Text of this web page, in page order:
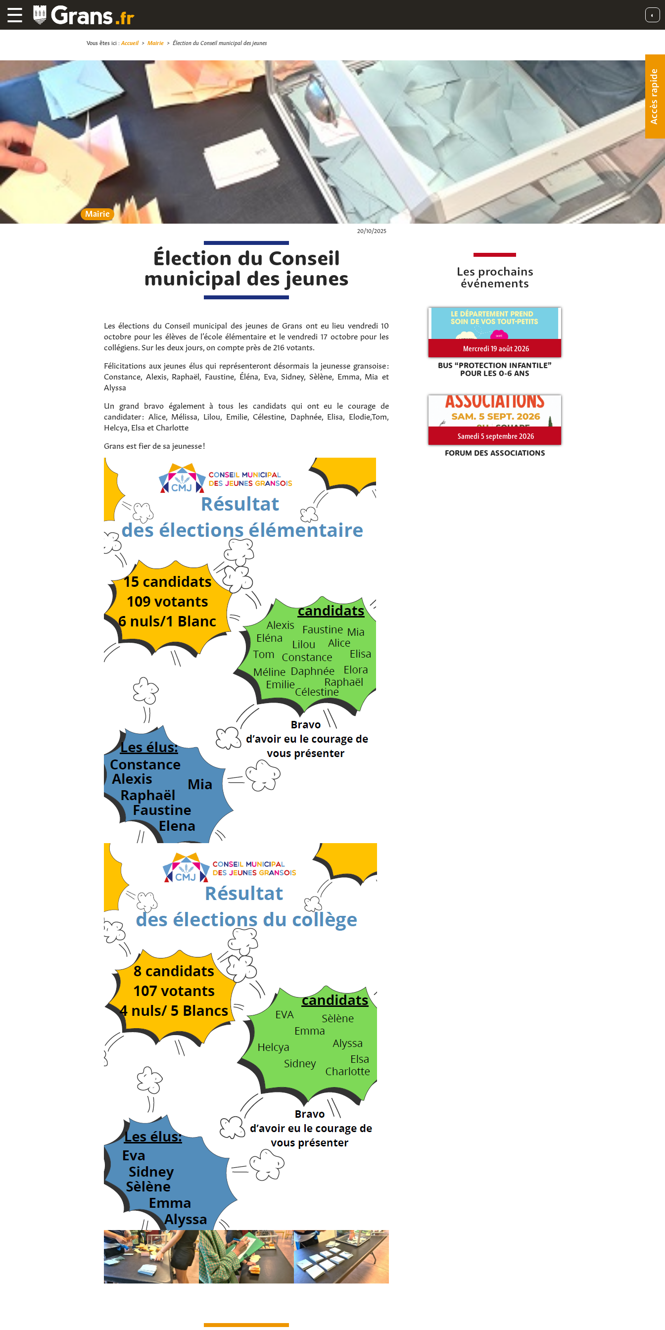
☰ ◐
Accès rapide
Rechercher sur le site
Vous êtes ici : Accueil> Mairie > Élection du Conseil municipal des jeunes
Mairie
20/10/2025
Élection du Conseil
municipal des jeunes
Les élections du Conseil municipal des jeunes de Grans ont eu lieu vendredi 10
octobre pour les élèves de l’école élémentaire et le vendredi 17 octobre pour les
collégiens. Sur les deux jours, on compte près de 216 votants.
Félicitations aux jeunes élus qui représenteront désormais la jeunesse gransoise :
Constance, Alexis, Raphaël, Faustine, Éléna, Eva, Sidney, Sèlène, Emma, Mia et
Alyssa
Un grand bravo également à tous les candidats qui ont eu le courage de
candidater : Alice, Mélissa, Lilou, Emilie, Célestine, Daphnée, Elisa, Elodie,Tom,
Helcya, Elsa et Charlotte
Grans est fier de sa jeunesse !
Les prochains
événements
Mercredi 19 août 2026
BUS “PROTECTION INFANTILE”
POUR LES 0-6 ANS
Samedi 5 septembre 2026
FORUM DES ASSOCIATIONS